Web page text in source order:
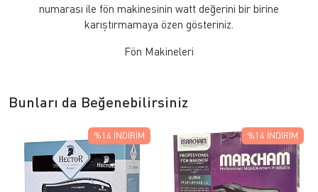
numarası ile fön makinesinin watt değerini bir birine
karıştırmamaya özen gösteriniz.
Fön Makineleri
Bunları da Beğenebilirsiniz
%14 İNDIRIM %14 İNDIRIM